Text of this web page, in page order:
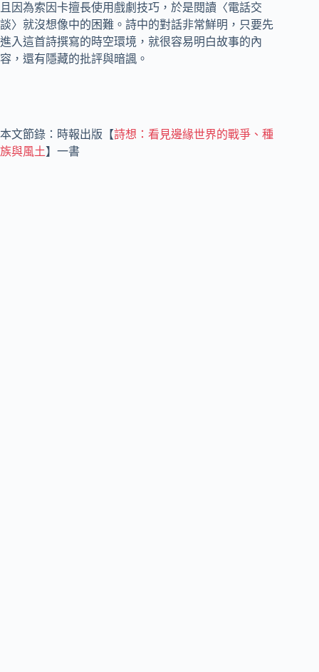
且因為索因卡擅長使用戲劇技巧，於是閱讀〈電話交
談〉就沒想像中的困難。詩中的對話非常鮮明，只要先
進入這首詩撰寫的時空環境，就很容易明白故事的內
容，還有隱藏的批評與暗諷。
本文節錄：時報出版【詩想：看見邊緣世界的戰爭、種
族與風土】一書